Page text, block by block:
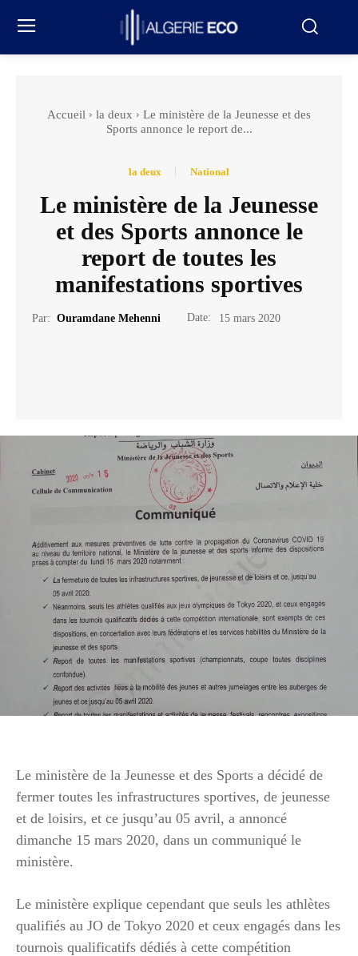
Accueil la deux
Le ministère de la Jeunesse et des
Sports annonce le report de...
la deux National
Le ministère de la Jeunesse
et des Sports annonce le
report de toutes les
manifestations sportives
Par: Ouramdane Mehenni Date: 15 mars 2020
Le ministère de la Jeunesse et des Sports a décidé de
fermer toutes les infrastructures sportives, de jeunesse
et de loisirs, et ce jusqu’au 05 avril, a annoncé
dimanche 15 mars 2020, dans un communiqué le
ministère.
Le ministère explique cependant que seuls les athlètes
qualifiés au JO de Tokyo 2020 et ceux engagés dans les
tournois qualificatifs dédiés à cette compétition